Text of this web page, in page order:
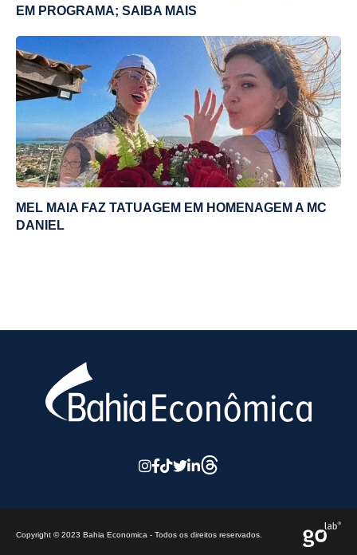
EM PROGRAMA; SAIBA MAIS
MEL MAIA FAZ TATUAGEM EM HOMENAGEM A MC
DANIEL
Copyright © 2023 Bahia Economica - Todos os direitos reservados.